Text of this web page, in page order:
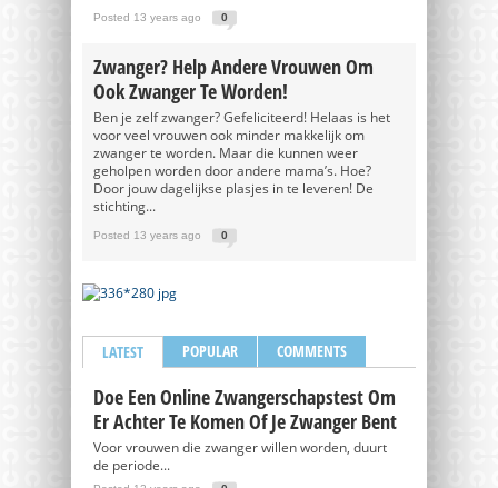
Posted 13 years ago 0
Zwanger? Help Andere Vrouwen Om
Ook Zwanger Te Worden!
Ben je zelf zwanger? Gefeliciteerd! Helaas is het
voor veel vrouwen ook minder makkelijk om
zwanger te worden. Maar die kunnen weer
geholpen worden door andere mama’s. Hoe?
Door jouw dagelijkse plasjes in te leveren! De
stichting...
Posted 13 years ago 0
LATEST POPULAR COMMENTS
Doe Een Online Zwangerschapstest Om
Er Achter Te Komen Of Je Zwanger Bent
Voor vrouwen die zwanger willen worden, duurt
de periode...